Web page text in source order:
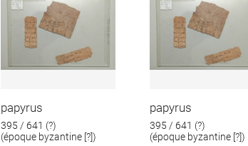
papyrus
395 / 641 (?)
(époque byzantine [?])
papyrus
395 / 641 (?)
(époque byzantine [?])